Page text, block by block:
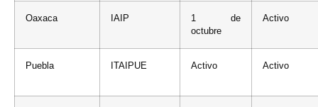
Oaxaca IAIP
1 de
octubre
Activo
Puebla ITAIPUE Activo Activo